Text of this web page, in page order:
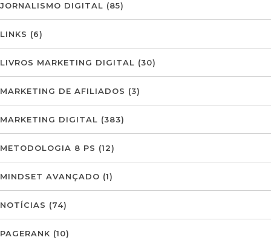
JORNALISMO DIGITAL (85)
LINKS (6)
LIVROS MARKETING DIGITAL (30)
MARKETING DE AFILIADOS (3)
MARKETING DIGITAL (383)
METODOLOGIA 8 PS (12)
MINDSET AVANÇADO (1)
NOTÍCIAS (74)
PAGERANK (10)